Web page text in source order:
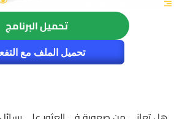
تحميل البرنامج
تحميل الملف مع